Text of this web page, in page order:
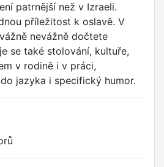
patrnější než v Izraeli.
příležitost k oslavě. V
nevážně dočtete
se také stolování, kultuře,
v rodině i v práci,
jazyka i specifický humor.